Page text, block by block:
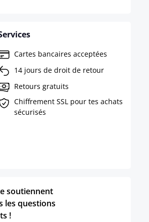
Cartes bancaires acceptées
14 jours de droit de retour
Retours gratuits
Chiffrement SSL pour tes achats
sécurisés
soutiennent
les questions
!